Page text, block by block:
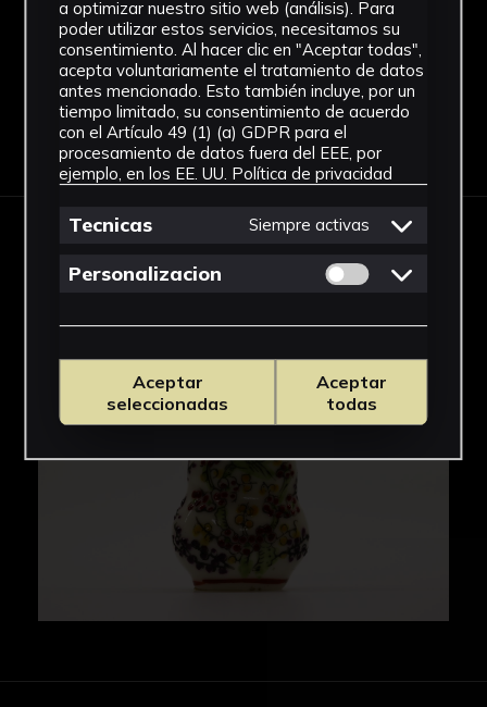
Ver más
Descargar Ficha
IMÁGENES
a optimizar nuestro sitio web (análisis). Para
poder utilizar estos servicios, necesitamos su
consentimiento. Al hacer clic en "Aceptar todas",
acepta voluntariamente el tratamiento de datos
antes mencionado. Esto también incluye, por un
tiempo limitado, su consentimiento de acuerdo
con el Artículo 49 (1) (a) GDPR para el
procesamiento de datos fuera del EEE, por
ejemplo, en los EE. UU. Política de privacidad
Tecnicas Siempre activas
Personalizacion Permitir cookies
Aceptar
seleccionadas
Aceptar
todas